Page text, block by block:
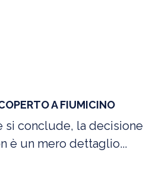
A FIUMICINO
si conclude, la decisione
è un mero dettaglio...